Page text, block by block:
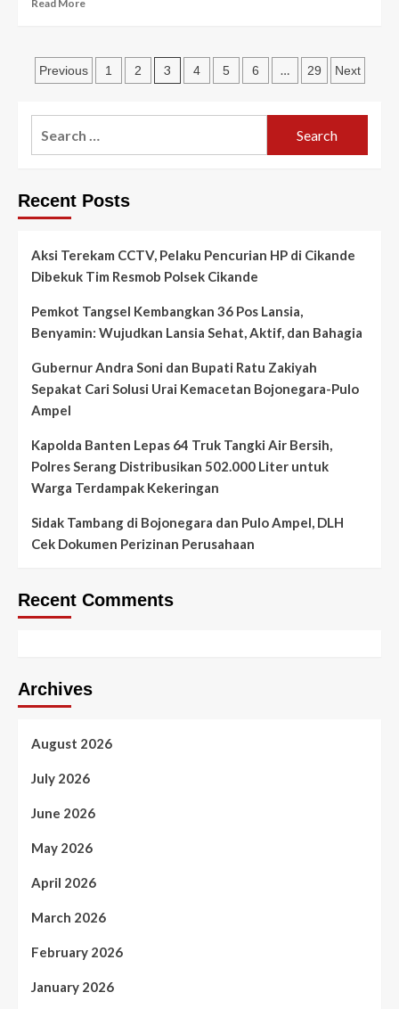
Pengunjung
Read More
Jadi
Lokus
Lapangan
PKA
Jawa
Bagikan
Transformasi
Digital
Posts
Previous 1 2 3 4 5 6 … 29 Next
Recent Posts
Aksi Terekam CCTV, Pelaku Pencurian HP di Cikande
Dibekuk Tim Resmob Polsek Cikande
Pemkot Tangsel Kembangkan 36 Pos Lansia,
Benyamin: Wujudkan Lansia Sehat, Aktif, dan Bahagia
Gubernur Andra Soni dan Bupati Ratu Zakiyah
Sepakat Cari Solusi Urai Kemacetan Bojonegara-Pulo
Ampel
Kapolda Banten Lepas 64 Truk Tangki Air Bersih,
Polres Serang Distribusikan 502.000 Liter untuk
Warga Terdampak Kekeringan
Sidak Tambang di Bojonegara dan Pulo Ampel, DLH
Cek Dokumen Perizinan Perusahaan
Recent Comments
Archives
August 2026
July 2026
June 2026
May 2026
April 2026
March 2026
February 2026
January 2026